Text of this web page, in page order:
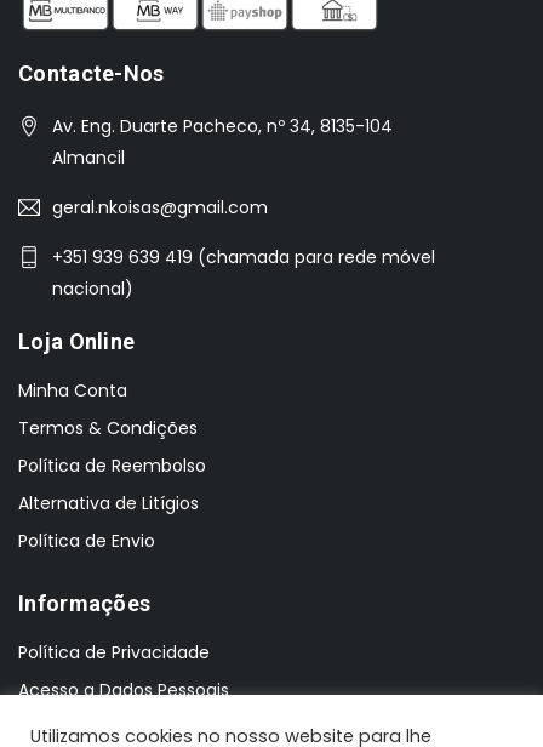
Contacte-Nos
Av. Eng. Duarte Pacheco, nº 34, 8135-104
Almancil
geral.nkoisas@gmail.com
+351 939 639 419 (chamada para rede móvel
nacional)
Loja Online
Minha Conta
Termos & Condições
Política de Reembolso
Alternativa de Litígios
Política de Envio
Informações
Política de Privacidade
Acesso a Dados Pessoais
Utilizamos cookies no nosso website para lhe